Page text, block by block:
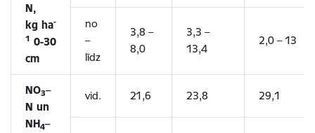
N,
kg ha-
1 0-30
cm
no
–
līdz
3,8 –
8,0
3,3 –
13,4
2,0 – 13
NO3–
N un
NH4–
vid. 21,6 23,8 29,1